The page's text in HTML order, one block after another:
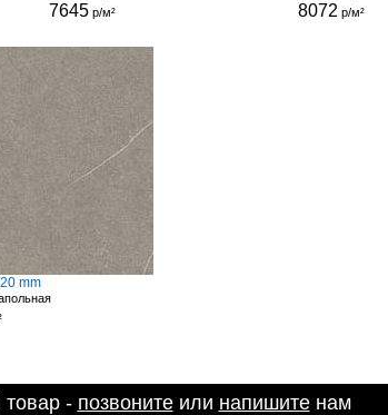
7645 р/м² 8072 р/м²
mm
- позвонитеили напишитенам